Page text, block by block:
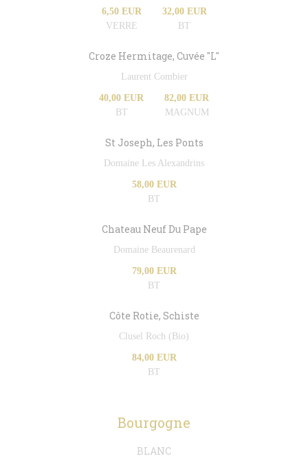
6,50 EUR
VERRE
32,00 EUR
BT
Croze Hermitage, Cuvée "L"
Laurent Combier
40,00 EUR
BT
82,00 EUR
MAGNUM
St Joseph, Les Ponts
Domaine Les Alexandrins
58,00 EUR
BT
Chateau Neuf Du Pape
Domaine Beaurenard
79,00 EUR
BT
Côte Rotie, Schiste
Clusel Roch (Bio)
84,00 EUR
BT
Bourgogne
BLANC